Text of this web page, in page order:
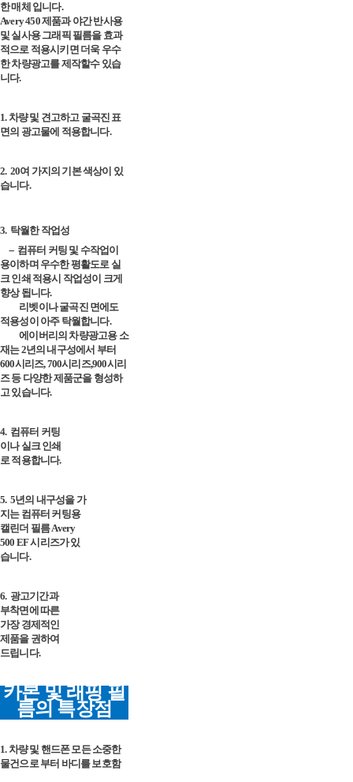
한 매체 입니다.
Avery 450 제품과 야간 반사용
및 실사용 그래픽 필름을 효과
적으로 적용시키면 더욱 우수
한 차량광고를 제작할수 있습
니다.
1. 차량 및 견고하고 굴곡진 표
면의 광고물에 적용합니다.
2. 20여 가지의 기본 색상이 있
습니다.
3. 탁월한 작업성
-- 컴퓨터 커팅 및 수작업이
용이하며 우수한 평활도로 실
크 인쇄 적용시 작업성이 크게
향상 됩니다.
리벳이나 굴곡진 면에도
적용성이 아주 탁월합니다.
에이버리의 차량광고용 소
재는 2년의 내구성에서 부터
600시리즈, 700시리즈,900시리
즈 등 다양한 제품군을 형성하
고 있습니다.
4. 컴퓨터 커팅
이나 실크 인쇄
로 적용합니다.
5. 5년의 내구성을 가
지는 컴퓨터 커팅용
캘린더 필름 Avery
500 EF 시리즈가 있
습니다.
6. 광고기간과
부착면에 따른
가장 경제적인
제품을 권하여
드립니다.
카본 및 래핑 필
름의 특장점
1. 차량 및 핸드폰 모든 소중한
물건으로 부터 바디를 보호함